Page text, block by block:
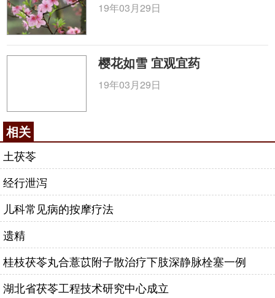
19年03月29日
樱花如雪 宜观宜药
19年03月29日
相关
土茯苓
经行泄泻
儿科常见病的按摩疗法
遗精
桂枝茯苓丸合薏苡附子散治疗下肢深静脉栓塞一例
湖北省茯苓工程技术研究中心成立